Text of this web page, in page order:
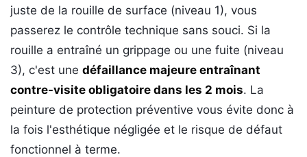
juste de la rouille de surface (niveau 1), vous
passerez le contrôle technique sans souci. Si la
rouille a entraîné un grippage ou une fuite (niveau
3), c'est une défaillance majeure entraînant
contre-visite obligatoire dans les 2 mois. La
peinture de protection préventive vous évite donc à
la fois l'esthétique négligée et le risque de défaut
fonctionnel à terme.